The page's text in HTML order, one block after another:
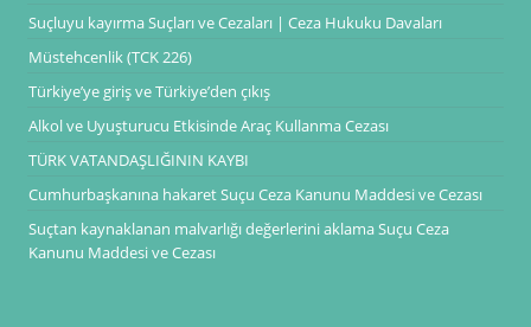
Suçluyu kayırma Suçları ve Cezaları | Ceza Hukuku Davaları
Müstehcenlik (TCK 226)
Türkiye’ye giriş ve Türkiye’den çıkış
Alkol ve Uyuşturucu Etkisinde Araç Kullanma Cezası
TÜRK VATANDAŞLIĞININ KAYBI
Cumhurbaşkanına hakaret Suçu Ceza Kanunu Maddesi ve Cezası
Suçtan kaynaklanan malvarlığı değerlerini aklama Suçu Ceza
Kanunu Maddesi ve Cezası